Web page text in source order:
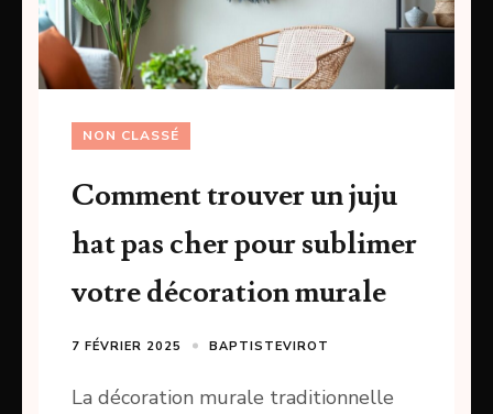
NON CLASSÉ
Comment trouver un juju
hat pas cher pour sublimer
votre décoration murale
7 FÉVRIER 2025 BAPTISTEVIROT
La décoration murale traditionnelle